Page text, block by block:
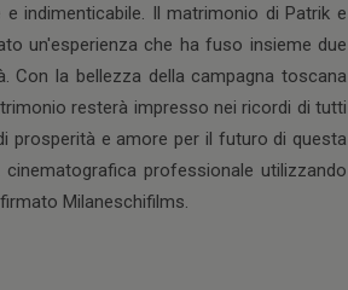
indimenticabile. Il matrimonio di Patrik e
un'esperienza che ha fuso insieme due
Con la bellezza della campagna toscana
resterà impresso nei ricordi di tutti
prosperità e amore per il futuro di questa
professionale utilizzando
Milaneschifilms.